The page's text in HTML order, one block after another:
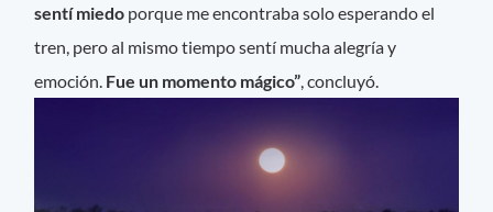
sentí miedo porque me encontraba solo esperando el
tren, pero al mismo tiempo sentí mucha alegría y
emoción. Fue un momento mágico” , concluyó.